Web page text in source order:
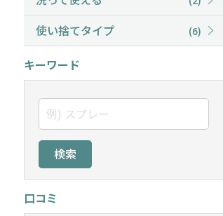
使い捨てタイプ (6)
キーワード
検索
口コミ